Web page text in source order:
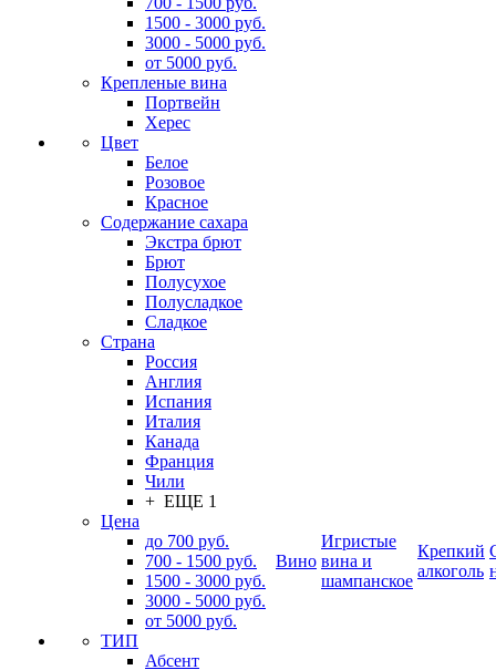
1500 - 3000 руб.
3000 - 5000 руб.
от 5000 руб.
Крепленые вина
Портвейн
Херес
Цвет
Белое
Розовое
Красное
Содержание сахара
Экстра брют
Брют
Полусухое
Полусладкое
Сладкое
Страна
Россия
Англия
Испания
Италия
Канада
Франция
Чили
+ ЕЩЕ 1
Цена
до 700 руб.
700 - 1500 руб.
1500 - 3000 руб.
3000 - 5000 руб.
от 5000 руб.
ТИП
Абсент
Вино
Игристые
вина и
шампанское
Крепкий
алкоголь